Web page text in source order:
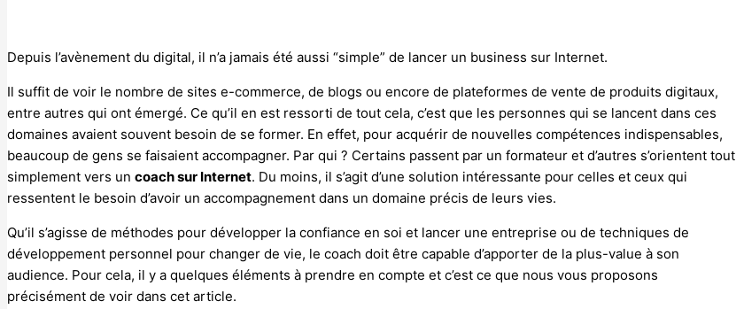
Depuis l’avènement du digital, il n’a jamais été aussi “simple” de lancer un business sur Internet.
Il suffit de voir le nombre de sites e-commerce, de blogs ou encore de plateformes de vente de produits digitaux,
entre autres qui ont émergé. Ce qu’il en est ressorti de tout cela, c’est que les personnes qui se lancent dans ces
domaines avaient souvent besoin de se former. En effet, pour acquérir de nouvelles compétences indispensables,
beaucoup de gens se faisaient accompagner. Par qui ? Certains passent par un formateur et d’autres s’orientent tout
simplement vers un coach sur Internet. Du moins, il s’agit d’une solution intéressante pour celles et ceux qui
ressentent le besoin d’avoir un accompagnement dans un domaine précis de leurs vies.
Qu’il s’agisse de méthodes pour développer la confiance en soi et lancer une entreprise ou de techniques de
développement personnel pour changer de vie, le coach doit être capable d’apporter de la plus-value à son
audience. Pour cela, il y a quelques éléments à prendre en compte et c’est ce que nous vous proposons
précisément de voir dans cet article.